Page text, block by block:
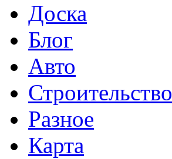
Доска
Блог
Авто
Строительство
Разное
Карта